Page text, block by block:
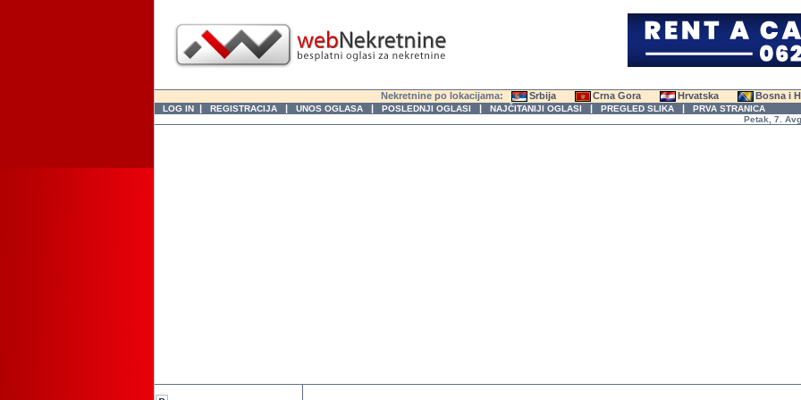
Nekretnine po lokacijama: Srbija Crna Gora Hrvatska Bosna i
LOG IN | REGISTRACIJA | UNOS OGLASA | POSLEDNJI OGLASI | NAJČITANIJI OGLASI | PREGLED SLIKA | PRVA STRANICA
Petak, 7.